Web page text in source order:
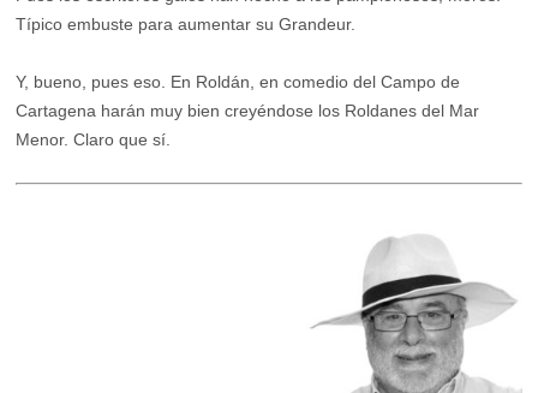
Típico embuste para aumentar su Grandeur.
Y, bueno, pues eso. En Roldán, en comedio del Campo de
Cartagena harán muy bien creyéndose los Roldanes del Mar
Menor. Claro que sí.